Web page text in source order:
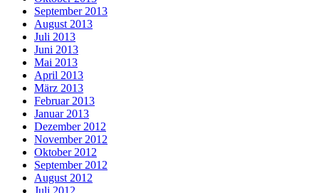
September 2013
August 2013
Juli 2013
Juni 2013
Mai 2013
April 2013
März 2013
Februar 2013
Januar 2013
Dezember 2012
November 2012
Oktober 2012
September 2012
August 2012
Juli 2012